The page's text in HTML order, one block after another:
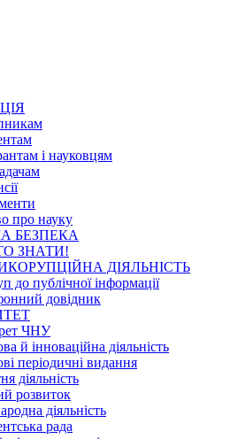
і науковцям
про науку
БЕЗПЕКА
ЗНАТИ!
ДІЯЛЬНІСТЬ
до публічної інформації
довідник
ЧНУ
й інноваційна діяльність
періодичні видання
діяльність
розвиток
діяльність
рада